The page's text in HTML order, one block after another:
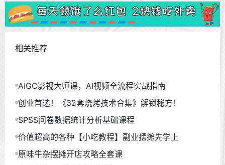
相关推荐
AIGC影视大师课，AI视频全流程实战指南
创业首选！《32套烧烤技术合集》解锁秘方！
SPSS问卷数据统计分析基础课程
价值超高的各种【小吃教程】副业摆摊先学上
原味牛杂摆摊开店攻略全套课